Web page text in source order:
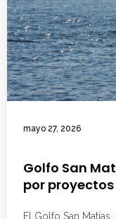
mayo 27, 2026
Golfo San
por
El Golfo San